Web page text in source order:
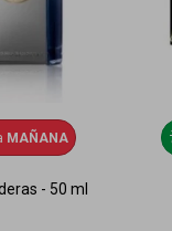
MAÑANA
- 50 ml